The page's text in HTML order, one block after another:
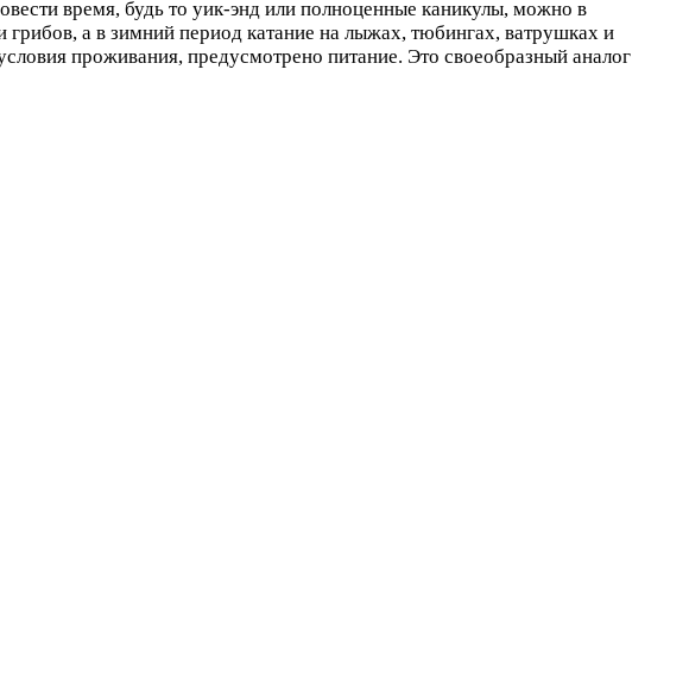
время, будь то уик-энд или полноценные каникулы, можно в
грибов, а в зимний период катание на лыжах, тюбингах, ватрушках и
проживания, предусмотрено питание. Это своеобразный аналог